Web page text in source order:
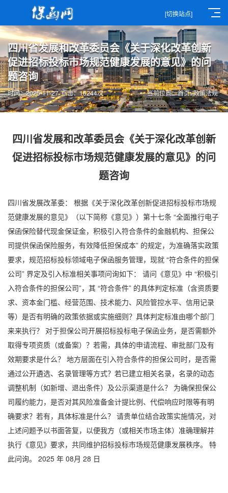
[切换站点]
四川省发展和改革委员会《关于深化改革创新
促进招标投标市场规范健康发展的意见》的问
题咨询
当前位置：首页>政策法规
时间：2025-11-27 点击：16244次
四川省发展和改革委员会《关于深化改革创新
促进招标投标市场规范健康发展的意见》的问
题咨询
四川省发展改革委： 根据《关于深化改革创新促进招标投标市场规
范健康发展的意见》（以下简称《意见》）第十七条 “全面推行电子
保函保险替代现金保证金，积极引入符合条件的金融机构、担保公
司提供保函保险服务，有效降低担保成本” 的规定，为准确落实政策
要求，规范招标投标领域电子保函服务管理，现就 “符合条件的担保
公司” 界定及引入标准相关事项问询如下： 请问《意见》中 “积极引
入符合条件的担保公司”，其 “符合条件” 的具体判定标准（含资质要
求、资本金门槛、经营范围、技术能力、风险管控水平、信用记录
等）是否有明确的政策依据或实施细则？具体判定标准由哪个部门
来来执行？ 对于担保公司开展招标投标电子保函业务，是否需额外
取得专项资质（或备案）？若需，具体的申请流程、审批部门及有
效期要求是什么？ 地方层面在引入符合条件的担保公司时，是否需
通过公开遴选、名录管理等方式？若已建立相关名录，名录的动态
调整机制（如新增、退出条件）及公示渠道是什么？ 为确保担保公
司履约能力，是否对其风险准备金计提比例、代偿响应时限等有明
确要求？若有，具体标准是什么？ 请贵单位结合政策实施情况，对
上述问题予以书面答复，以便我方（或相关市场主体）准确理解并
执行《意见》要求，共同维护招标投标市场规范健康发展秩序。 特
此问询。 2025 年 08月 28 日